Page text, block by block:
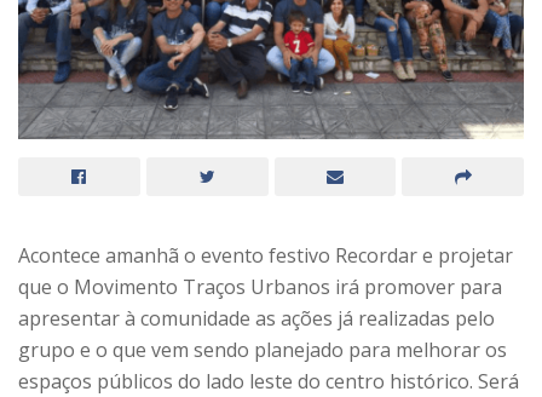
Acontece amanhã o evento festivo Recordar e projetar
que o Movimento Traços Urbanos irá promover para
apresentar à comunidade as ações já realizadas pelo
grupo e o que vem sendo planejado para melhorar os
espaços públicos do lado leste do centro histórico. Será